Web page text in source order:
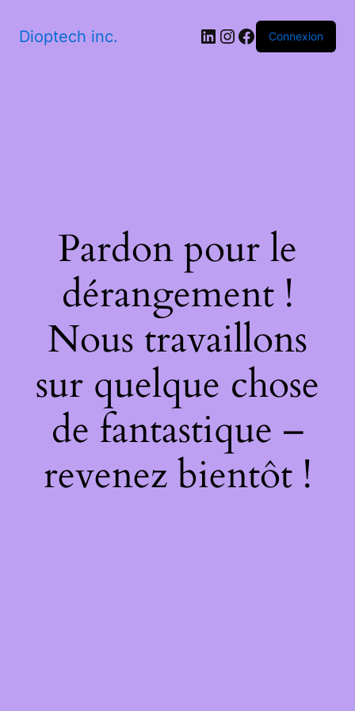
Dioptech inc. LinkedIn
Instagram
Facebook
Connexion
Pardon pour le
dérangement !
Nous travaillons
sur quelque chose
de fantastique –
revenez bientôt !